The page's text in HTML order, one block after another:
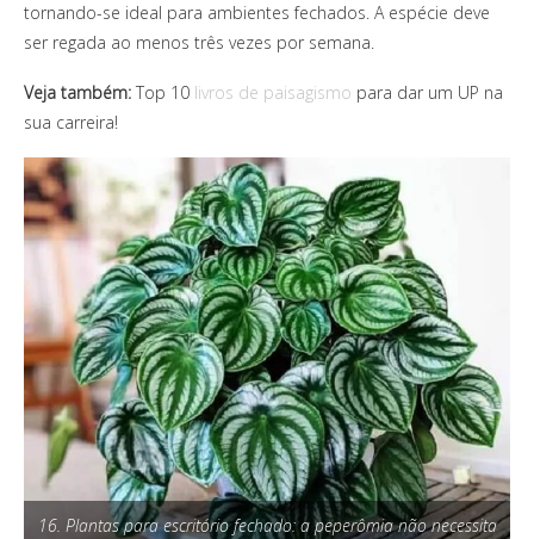
tornando-se ideal para ambientes fechados. A espécie deve
ser regada ao menos três vezes por semana.
Veja também: Top 10 livros de paisagismo para dar um UP na
sua carreira!
16. Plantas para escritório fechado: a peperômia não necessita